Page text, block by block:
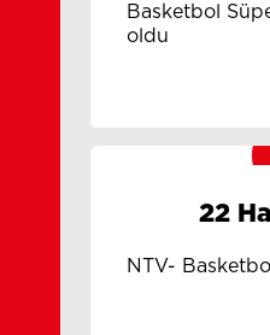
Basketbol
oldu
22
NTV-